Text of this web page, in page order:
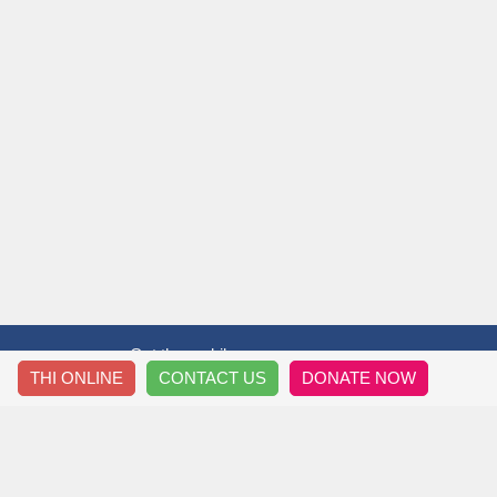
Get the mobile app
THI ONLINE CONTACT US DONATE NOW
T&T THẦY TRÒ